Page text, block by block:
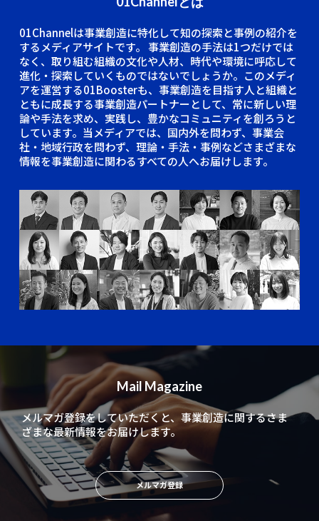
01Channelは事業創造に特化して知の探索と事例の紹介を
するメディアサイトです。 事業創造の手法は1つだけでは
なく、取り組む組織の文化や人材、時代や環境に呼応して
進化・探索していくものではないでしょうか。このメディ
アを運営する01Boosterも、事業創造を目指す人と組織と
ともに成長する事業創造パートナーとして、常に新しい理
論や手法を求め、実践し、豊かなコミュニティを創ろうと
しています。当メディアでは、国内外を問わず、事業会
社・地域行政を問わず、理論・手法・事例などさまざまな
情報を事業創造に関わるすべての人へお届けします。
Mail Magazine
メルマガ登録をしていただくと、事業創造に関するさま
ざまな最新情報をお届けします。
メルマガ登録